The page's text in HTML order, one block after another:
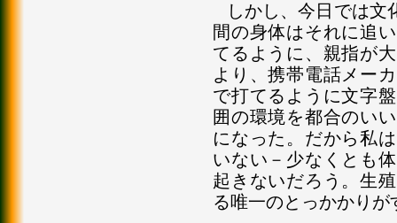
しかし、今日では文
間の身体はそれに追
てるように、親指が
より、携帯電話メー
で打てるように文字
囲の環境を都合のい
になった。だから私
いない－少なくとも
起きないだろう。生
る唯一のとっかかり